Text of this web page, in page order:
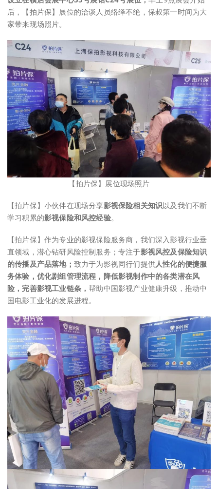
后，【拍片保】展位的洽谈人员络绎不绝，保叔第一时间为大
家带来现场照片。
【拍片保】展位现场照片
【拍片保】小伙伴在现场分享影视保险相关知识以及我们不断
学习积累的影视保险和风控经验。
【拍片保】作为专业的影视保险服务商，我们深入影视行业垂
直领域，潜心钻研风险控制服务；专注于影视风控及保险知识
的传播及产品落地； 致力于为影视同行们提供人性化的便捷服
务体验，优化剧组管理流程，降低影视制作中的各类潜在风
险，完善影视工业链条，帮助中国影视产业健康升级，推动中
国电影工业化的发展进程。